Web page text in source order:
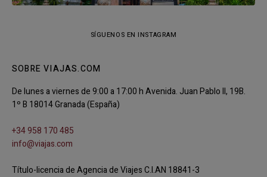
SÍGUENOS EN INSTAGRAM
SOBRE VIAJAS.COM
De lunes a viernes de 9:00 a 17:00 h Avenida. Juan Pablo II, 19B.
1º B 18014 Granada (España)
+34 958 170 485
info@viajas.com
Título-licencia de Agencia de Viajes C.I.AN 18841-3